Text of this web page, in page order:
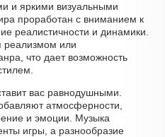
и яркими визуальными
проработан с вниманием к
реалистичности и динамики.
реализмом или
что дает возможность
вас равнодушными.
атмосферности,
и эмоции. Музыка
игры, а разнообразие